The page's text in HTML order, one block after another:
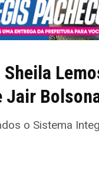
Sheila
Jair
o Sistema